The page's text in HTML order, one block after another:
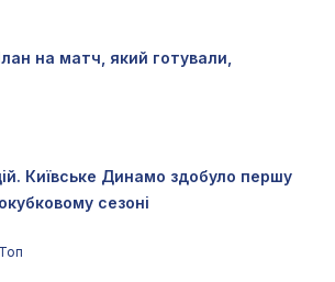
на матч, який готували,
Київське Динамо здобуло першу
сезоні
Топ